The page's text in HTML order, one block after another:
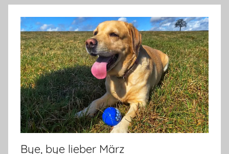
Bye, bye lieber März